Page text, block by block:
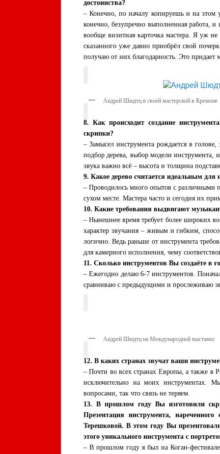
достоинства?
– Конечно, по началу копируешь и на этом
конечно, безупречно выполненная работа,
вообще визитная карточка мастера. Я уж
сказанного уже давно приобрёл свой
получаю от них благодарность. Это
Андрей Шюдтц в своей мастерской в Кремоне
8. Как происходит создание
скрипки?
– Замысел инструмента рождается в
подбор дерева, выбор модели инструмента,
звука важно всё – высота и толщина
9. Какое дерево считается идеальным для
– Проводилось много опытов с различными
сухом месте. Мастера часто и сегодня их
10. Какие требования выдвигают
– Нынешнее время требует более широких
характер звучания – живым и гибким,
логично. Ведь раньше от инструмента
для камерного исполнения, чему
11. Сколько инструментов Вы создаёте в
– Ежегодно делаю 6-7 инструментов.
сравниваю с предыдущими и прослеживаю
Андрей Шюдтц на Международной выставке
12. В каких странах звучат ваши
– Почти во всех странах Европы, а также в
исключительно на моих инструментах.
вопросами, так что связь не теряем.
13. В прошлом году Вы изготовили
Презентация инструмента,
Терешковой. В этом году Вы
этого уникального инструмента с
– В прошлом году я был на Коган-